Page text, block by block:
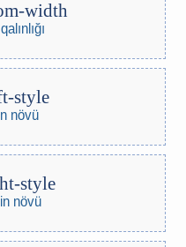
width
style
növü
style
növü